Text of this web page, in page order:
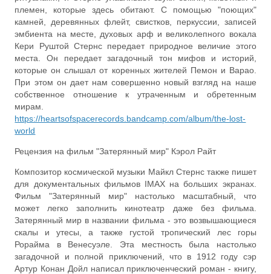
племен, которые здесь обитают. С помощью "поющих"
камней, деревянных флейт, свистков, перкуссии, записей
эмбиента на месте, духовых арф и великолепного вокала
Кери Руштой Стернс передает природное величие этого
места. Он передает загадочный тон мифов и историй,
которые он слышал от коренных жителей Пемон и Варао.
При этом он дает нам совершенно новый взгляд на наше
собственное отношение к утраченным и обретенным
мирам.
https://heartsofspacerecords.bandcamp.com/album/the-lost-
world
Рецензия на фильм "Затерянный мир" Кэрол Райт
Композитор космической музыки Майкл Стернс также пишет
для документальных фильмов IMAX на больших экранах.
Фильм "Затерянный мир" настолько масштабный, что
может легко заполнить кинотеатр даже без фильма.
Затерянный мир в названии фильма - это возвышающиеся
скалы и утесы, а также густой тропический лес горы
Рорайма в Венесуэле. Эта местность была настолько
загадочной и полной приключений, что в 1912 году сэр
Артур Конан Дойл написал приключенческий роман - книгу,